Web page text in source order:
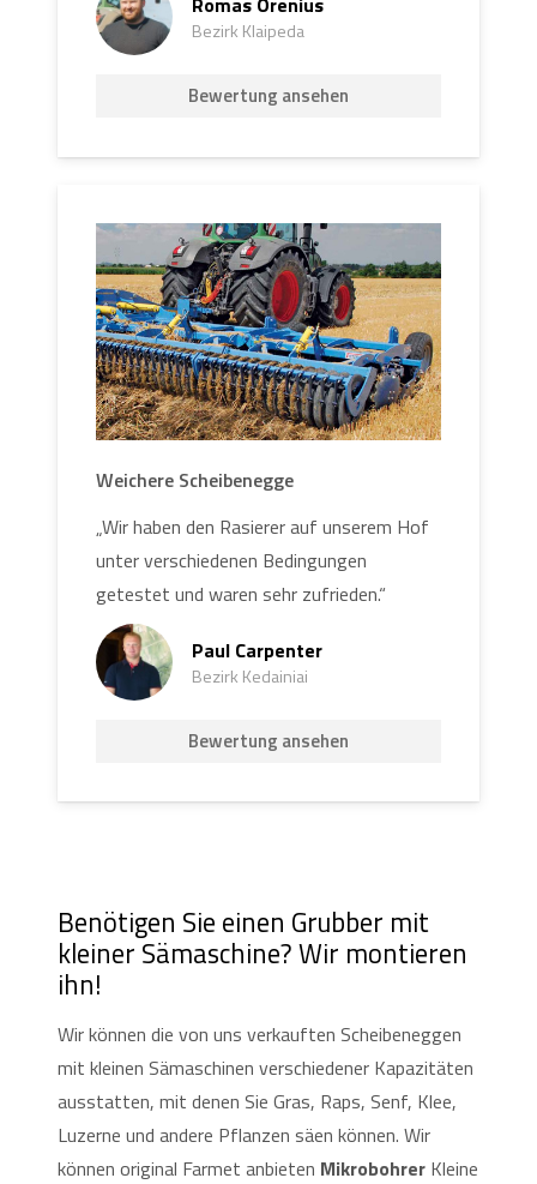
Bezirk Klaipeda
Bewertung ansehen
Weichere Scheibenegge
„Wir haben den Rasierer auf unserem Hof
unter verschiedenen Bedingungen
getestet und waren sehr zufrieden.“
Paul Carpenter
Bezirk Kedainiai
Bewertung ansehen
Benötigen Sie einen Grubber mit
kleiner Sämaschine? Wir montieren
ihn!
Wir können die von uns verkauften Scheibeneggen
mit kleinen Sämaschinen verschiedener Kapazitäten
ausstatten, mit denen Sie Gras, Raps, Senf, Klee,
Luzerne und andere Pflanzen säen können. Wir
können original Farmet anbieten Mikrobohrer Kleine